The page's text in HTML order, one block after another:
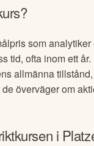
som
tid, ofta inom ett
allmänna
överväger om
i